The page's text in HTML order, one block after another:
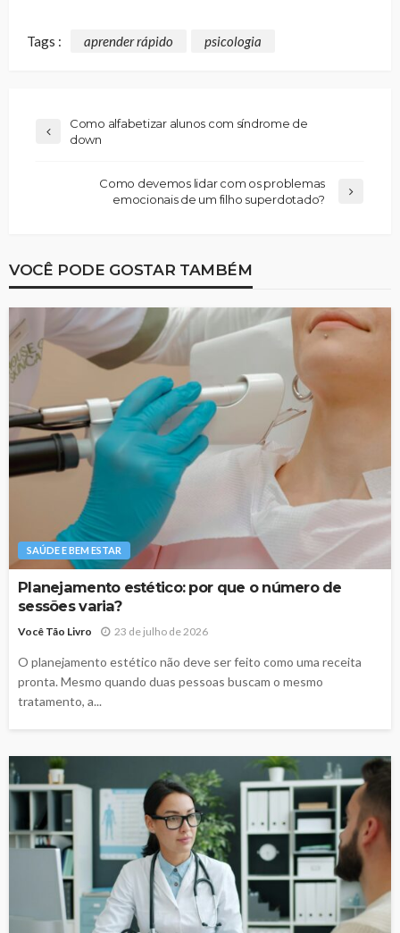
Tags : aprender rápido psicologia
Como alfabetizar alunos com síndrome de
down
Como devemos lidar com os problemas
emocionais de um filho superdotado?
VOCÊ PODE GOSTAR TAMBÉM
SAÚDE E BEM ESTAR
Planejamento estético: por que o número de
sessões varia?
Você Tão Livro 23 de julho de 2026
O planejamento estético não deve ser feito como uma receita
pronta. Mesmo quando duas pessoas buscam o mesmo
tratamento, a...